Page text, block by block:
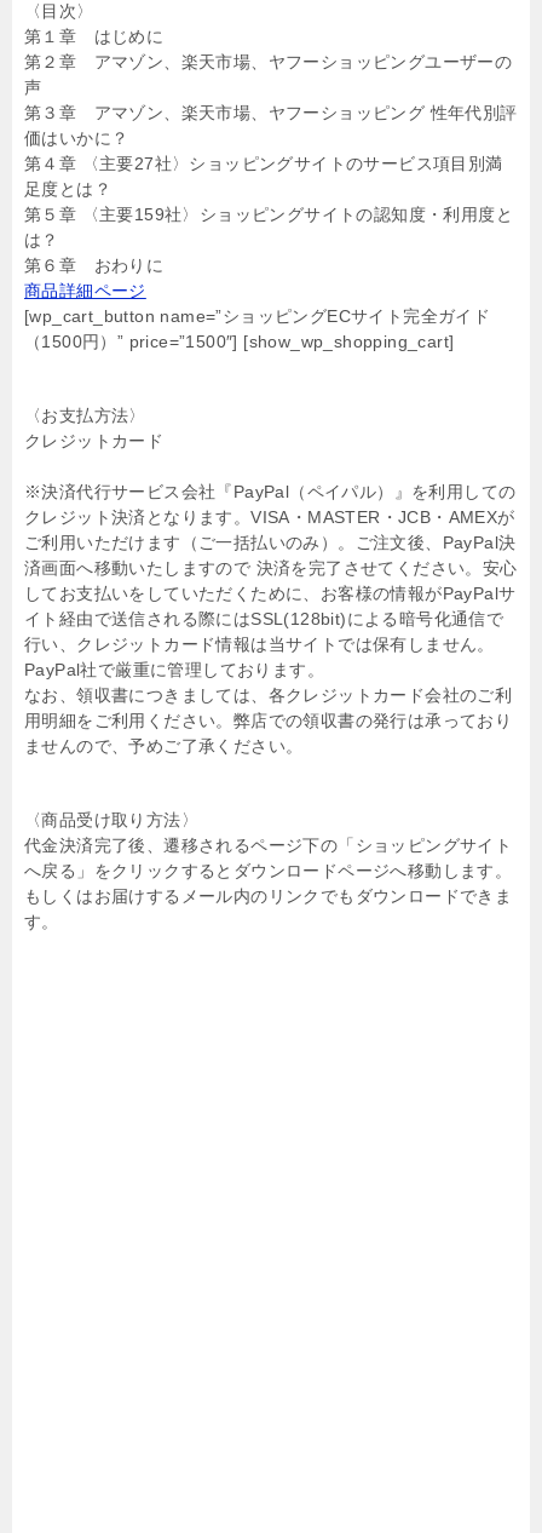
〈目次〉
第１章 はじめに
第２章 アマゾン、楽天市場、ヤフーショッピングユーザーの
声
第３章 アマゾン、楽天市場、ヤフーショッピング 性年代別評
価はいかに？
第４章 〈主要27社〉ショッピングサイトのサービス項目別満
足度とは？
第５章 〈主要159社〉ショッピングサイトの認知度・利用度と
は？
第６章 おわりに
商品詳細ページ
[wp_cart_button name=”ショッピングECサイト完全ガイド
（1500円）” price=”1500″] [show_wp_shopping_cart]
〈お支払方法〉
クレジットカード
※決済代行サービス会社『PayPal（ペイパル）』を利用しての
クレジット決済となります。VISA・MASTER・JCB・AMEXが
ご利用いただけます（ご一括払いのみ）。ご注文後、PayPal決
済画面へ移動いたしますので 決済を完了させてください。安心
してお支払いをしていただくために、お客様の情報がPayPalサ
イト経由で送信される際にはSSL(128bit)による暗号化通信で
行い、クレジットカード情報は当サイトでは保有しません。
PayPal社で厳重に管理しております。
なお、領収書につきましては、各クレジットカード会社のご利
用明細をご利用ください。弊店での領収書の発行は承っており
ませんので、予めご了承ください。
〈商品受け取り方法〉
代金決済完了後、遷移されるページ下の「ショッピングサイト
へ戻る」をクリックするとダウンロードページへ移動します。
もしくはお届けするメール内のリンクでもダウンロードできま
す。